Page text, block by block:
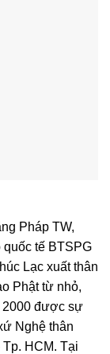
Pháp TW,
tế BTSPG
Lạc xuất thân
Phật từ nhỏ,
2000 được sự
Nghệ thân
HCM. Tại